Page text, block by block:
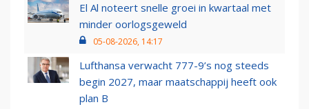
El Al noteert snelle groei in kwartaal met
minder oorlogsgeweld
05-08-2026, 14:17
Lufthansa verwacht 777-9’s nog steeds
begin 2027, maar maatschappij heeft ook
plan B